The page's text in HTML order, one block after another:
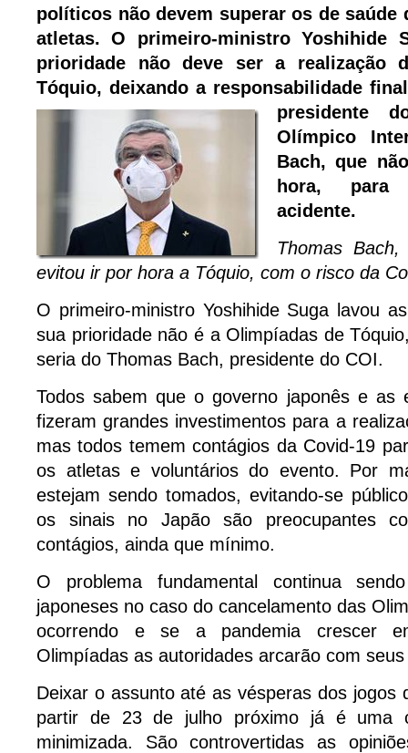
políticos não devem superar os de saúde
atletas. O primeiro-ministro Yoshihide
prioridade não deve ser a realização
Tóquio, deixando a responsabilidade
presidente
Olímpico
Bach, que
hora, para
acidente.
Thomas
evitou ir por hora a Tóquio, com o risco da
O primeiro-ministro Yoshihide Suga lavou
sua prioridade não é a Olimpíadas de
seria do Thomas Bach, presidente do COI.
Todos sabem que o governo japonês e as
fizeram grandes investimentos para a
mas todos temem contágios da Covid-19
os atletas e voluntários do evento. Por
estejam sendo tomados, evitando-se
os sinais no Japão são preocupantes
contágios, ainda que mínimo.
O problema fundamental continua
japoneses no caso do cancelamento das
ocorrendo e se a pandemia crescer
Olimpíadas as autoridades arcarão com
Deixar o assunto até as vésperas dos jogos
partir de 23 de julho próximo já é uma
minimizada. São controvertidas as